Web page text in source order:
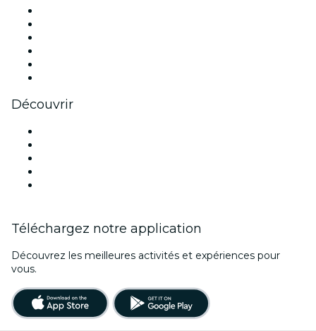
Découvrir
Téléchargez notre application
Découvrez les meilleures activités et expériences pour
vous.